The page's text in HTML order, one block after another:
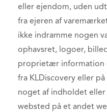
eller ejendom, uden
fra ejeren af
ikke indramme nogen
ophavsret, logoer,
proprietær information
fra KLDiscovery eller
noget af indholdet
websted på et andet